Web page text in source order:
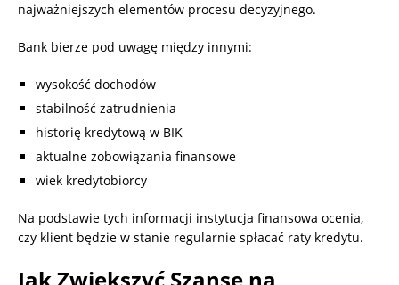
najważniejszych elementów procesu decyzyjnego.
Bank bierze pod uwagę między innymi:
wysokość dochodów
stabilność zatrudnienia
historię kredytową w BIK
aktualne zobowiązania finansowe
wiek kredytobiorcy
Na podstawie tych informacji instytucja finansowa ocenia,
czy klient będzie w stanie regularnie spłacać raty kredytu.